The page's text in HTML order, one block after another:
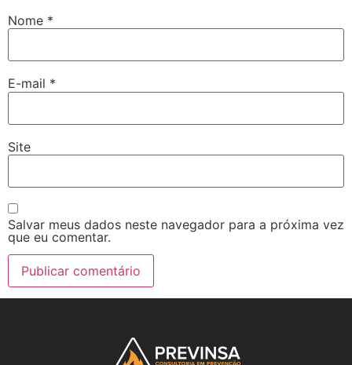
Nome *
E-mail *
Site
Salvar meus dados neste navegador para a próxima vez
que eu comentar.